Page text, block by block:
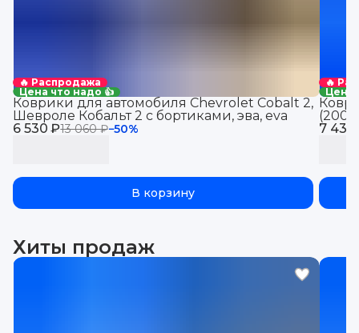
🔥 Распродажа
Цена что надо 👍
6 530 ₽13 060 ₽−50%
Коврики для автомобиля Chevrolet Cobalt 2,
Шевроле Кобальт 2 с бортиками, эва, eva
В корзину
🔥
Цена
7 430
авто
Хиты продаж